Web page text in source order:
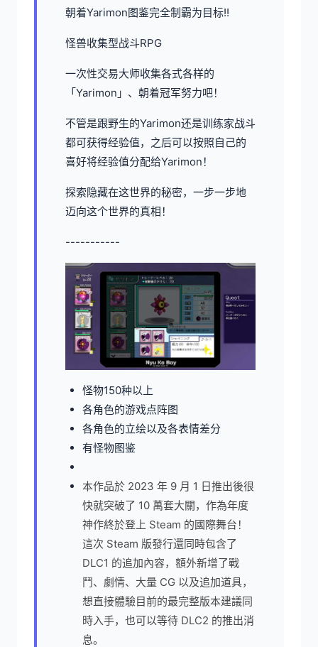
朝着Yarimon图鉴完全制霸为目标!!
怪兽收集型战斗RPG
一次性交易大师收集各式各样的
「Yarimon」、朝着冠军努力吧！
不管是跟野生的Yarimon还是训练家战斗
都可获得经验值，之后可以按照自己的
喜好将经验值分配给Yarimon！
探索隐藏在这世界的秘密，一步一步地
迈向这个世界的真相！
-----------
怪物150种以上
各角色的游戏点阵图
各角色的立绘以及各表情差分
有怪物图鉴
本作品於 2023 年 9 月 1 日推出後很
快就突破了 10 萬套大關，作為年度
神作終於登上 Steam 的國際舞台！
這次 Steam 版發行還同時包含了
DLC1 的追加內容，額外新增了戰
鬥、劇情、大量 CG 以及追加道具，
想直接體驗目前的最完整版本建議同
時入手，也可以等待 DLC2 的推出消
息。